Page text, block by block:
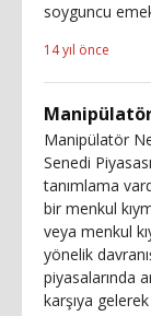
soyguncu
14 yıl önce
Manipülatör
Senedi
tanımlama
bir menkul
veya menkul
yönelik
piyasalarında
karşıya